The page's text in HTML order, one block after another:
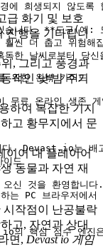
급 화기 및 보호
진행을 기다립니
, 그리고 풍경과
적인 낮/밤 주기
하여 복잡한 기지
고 황무지에서 문
이어 대 플레이어
동물과 자연 재
작점이 난공불락
고, 자연과 상대
면, Devast io 게임
에 희생되지 않도
다. **도구(예: 도
더 춥고 위험해
위한 완벽 가이드
료 온라인 생존
. Devast.io는 배
PC 브라우저에
드
것을 환영합니다.
의 핵심 점수 엔진